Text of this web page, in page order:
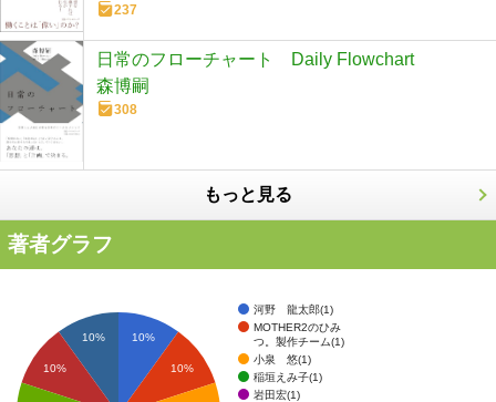
237
日常のフローチャート Daily Flowchart
森博嗣
308
もっと見る
著者グラフ
河野 龍太郎(1)
MOTHER2のひみ
つ。製作チーム(1)
小泉 悠(1)
稲垣えみ子(1)
岩田宏(1)
10%
10%
10%
10%